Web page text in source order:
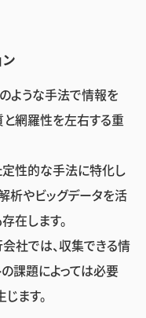
ような手法で情報を
と網羅性を左右する重
定性的な手法に特化し
析やビッグデータを活
在します。
社では、収集できる情
課題によっては必要
ます。